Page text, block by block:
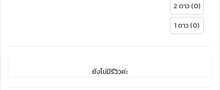
2 ดาว (0)
1 ดาว (0)
ยังไม่มีรีวิวค่ะ